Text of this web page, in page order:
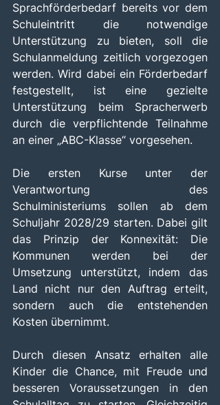
Sprachförderbedarf bereits vor dem
Schuleintritt die notwendige
Unterstützung zu bieten, soll die
Schulanmeldung zeitlich vorgezogen
werden. Wird dabei ein Förderbedarf
festgestellt, ist eine gezielte
Unterstützung beim Spracherwerb
durch die verpflichtende Teilnahme
an einer „ABC-Klasse“ vorgesehen.
Die ersten Kurse unter der
Verantwortung des
Schulministeriums sollen ab dem
Schuljahr 2028/29 starten. Dabei gilt
das Prinzip der Konnexität: Die
Kommunen werden bei der
Umsetzung unterstützt, indem das
Land nicht nur den Auftrag erteilt,
sondern auch die entstehenden
Kosten übernimmt.
Durch diesen Ansatz erhalten alle
Kinder die Chance, mit Freude und
besseren Voraussetzungen in den